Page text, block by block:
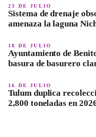
23 DE JULIO
Sistema de drenaje
amenaza la laguna
18 DE JULIO
Ayuntamiento de
basura de basurero
16 DE JULIO
Tulum duplica
2,800 toneladas en